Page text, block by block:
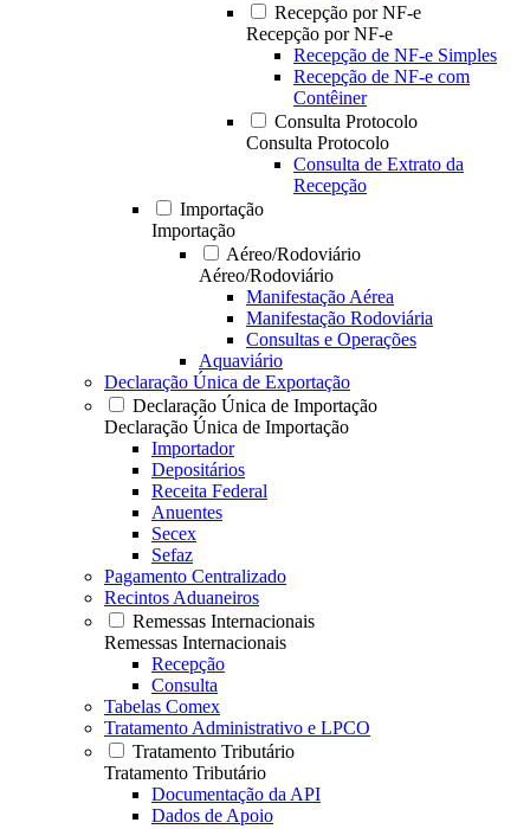
Recepção por NF-e
Recepção por NF-e
Recepção de NF-e Simples
Recepção de NF-e com
Contêiner
Consulta Protocolo
Consulta Protocolo
Consulta de Extrato da
Recepção
Importação
Importação
Aéreo/Rodoviário
Aéreo/Rodoviário
Manifestação Aérea
Manifestação Rodoviária
Consultas e Operações
Aquaviário
Declaração Única de Exportação
Declaração Única de Importação
Declaração Única de Importação
Importador
Depositários
Receita Federal
Anuentes
Secex
Sefaz
Pagamento Centralizado
Recintos Aduaneiros
Remessas Internacionais
Remessas Internacionais
Recepção
Consulta
Tabelas Comex
Tratamento Administrativo e LPCO
Tratamento Tributário
Tratamento Tributário
Documentação da API
Dados de Apoio